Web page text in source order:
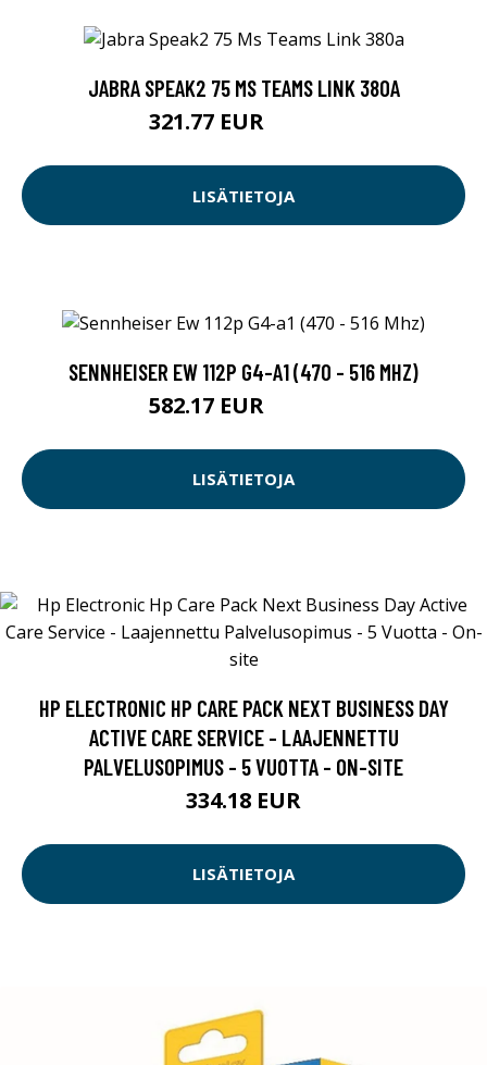
JABRA SPEAK2 75 MS TEAMS LINK 380A
321.77 EUR
LISÄTIETOJA
SENNHEISER EW 112P G4-A1 (470 - 516 MHZ)
582.17 EUR
LISÄTIETOJA
HP ELECTRONIC HP CARE PACK NEXT BUSINESS DAY
ACTIVE CARE SERVICE - LAAJENNETTU
PALVELUSOPIMUS - 5 VUOTTA - ON-SITE
334.18 EUR
LISÄTIETOJA